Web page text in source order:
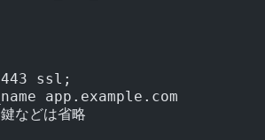
ssl;
app.example.com
などは省略